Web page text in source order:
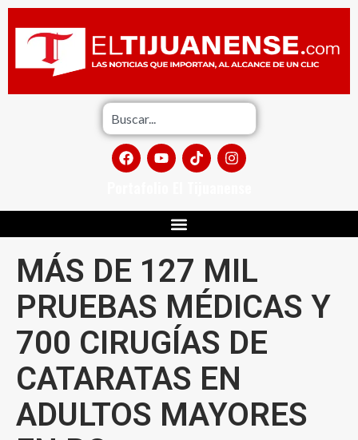
MÁS DE 127 MIL
PRUEBAS MÉDICAS Y
700 CIRUGÍAS DE
CATARATAS EN
ADULTOS MAYORES